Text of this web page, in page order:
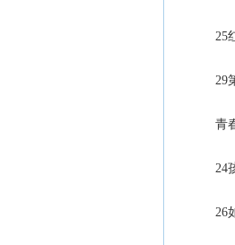
25
29
青
24
26